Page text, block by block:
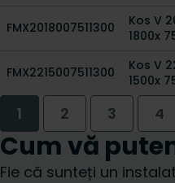
FMX2018007511300
Kos V
1800x
FMX2215007511300
Kos V
1500x
1 2 3 4
Cum vă
Fie că sunteți un